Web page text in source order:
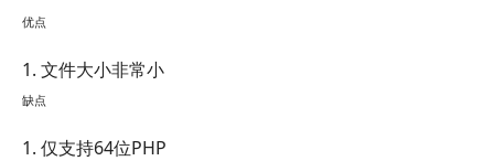
优点
1. 文件大小非常小
缺点
1. 仅支持64位PHP